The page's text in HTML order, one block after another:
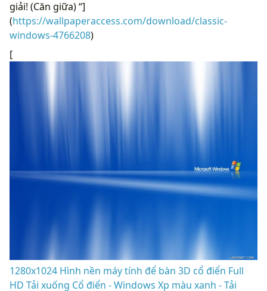
giải! (Căn giữa) “]
(https://wallpaperaccess.com/download/classic-
windows-4766208)
[
1280x1024 Hình nền máy tính để bàn 3D cổ điển Full
HD Tải xuống Cổ điển - Windows Xp màu xanh - Tải